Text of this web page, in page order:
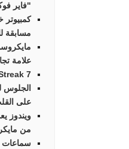
"فاير
كمبيوتر
مسابقة
علامة
Streak 7 أوّل كمبيوتر لوحي 4G من Dell
الجلوس
على القلب
ويندوز
من
سماعات